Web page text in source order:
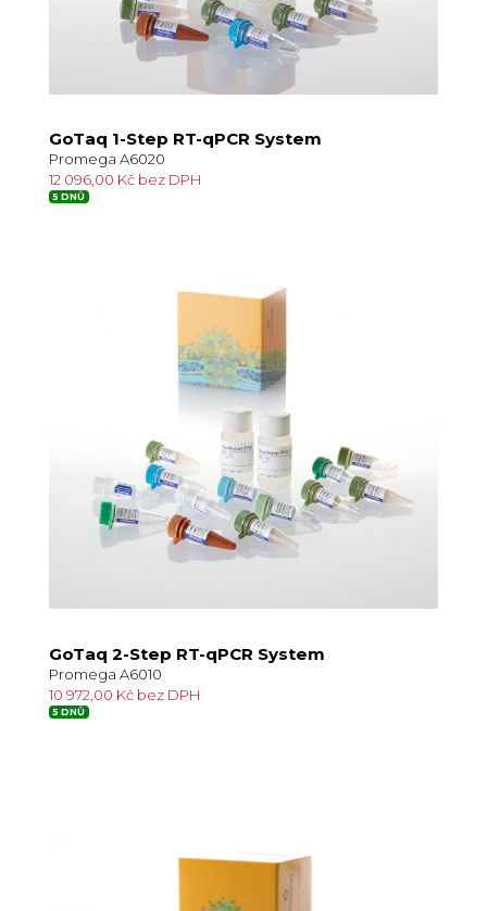
GoTaq 1-Step RT-qPCR System
Promega A6020
12 096,00 Kč bez DPH
5 DNŮ
GoTaq 2-Step RT-qPCR System
Promega A6010
10 972,00 Kč bez DPH
5 DNŮ